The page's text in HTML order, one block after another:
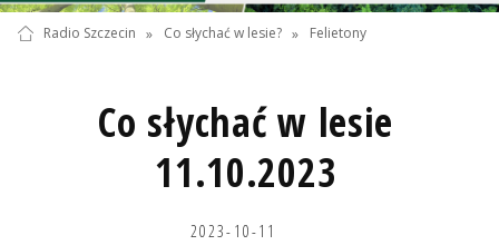
Radio Szczecin » Co słychać w lesie? » Felietony
Co słychać w lesie
11.10.2023
2023-10-11